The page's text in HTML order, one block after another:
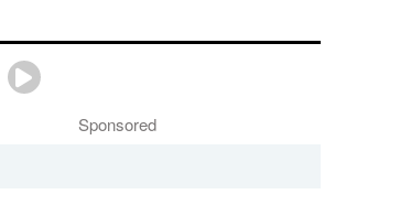
Sponsored